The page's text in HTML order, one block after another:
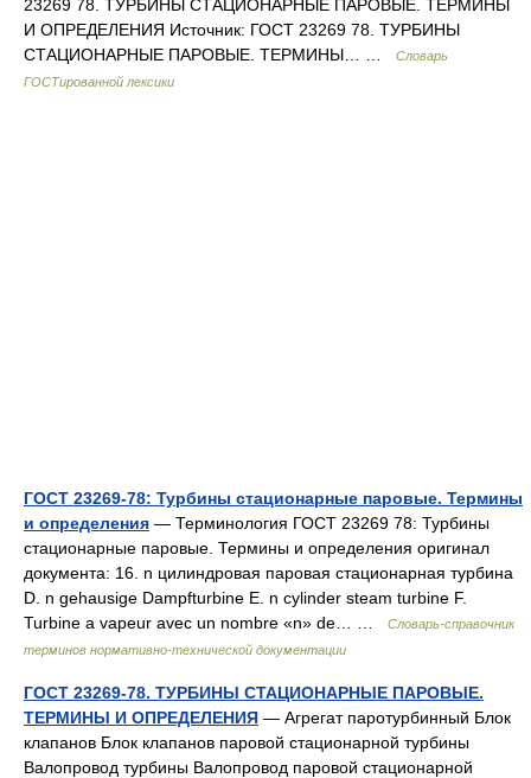
23269 78. ТУРБИНЫ СТАЦИОНАРНЫЕ ПАРОВЫЕ. ТЕРМИНЫ
И ОПРЕДЕЛЕНИЯ Источник: ГОСТ 23269 78. ТУРБИНЫ
СТАЦИОНАРНЫЕ ПАРОВЫЕ. ТЕРМИНЫ… …
Словарь
ГОСТированной лексики
ГОСТ 23269-78: Турбины стационарные паровые. Термины
и определения — Терминология ГОСТ 23269 78: Турбины
стационарные паровые. Термины и определения оригинал
документа: 16. n цилиндровая паровая стационарная турбина
D. n gehausige Dampfturbine E. n cylinder steam turbine F.
Turbine a vapeur avec un nombre «n» de… …
Словарь-справочник
терминов нормативно-технической документации
ГОСТ 23269-78. ТУРБИНЫ СТАЦИОНАРНЫЕ ПАРОВЫЕ.
ТЕРМИНЫ И ОПРЕДЕЛЕНИЯ — Агрегат паротурбинный Блок
клапанов Блок клапанов паровой стационарной турбины
Валопровод турбины Валопровод паровой стационарной